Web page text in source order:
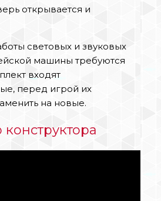
открывается и
световых и звуковых
машины требуются
входят
перед игрой их
на новые.